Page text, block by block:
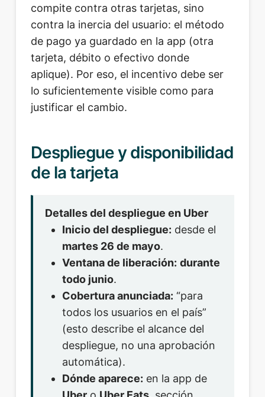
compite contra otras tarjetas, sino
contra la inercia del usuario: el método
de pago ya guardado en la app (otra
tarjeta, débito o efectivo donde
aplique). Por eso, el incentivo debe ser
lo suficientemente visible como para
justificar el cambio.
Despliegue y disponibilidad
de la tarjeta
Detalles del despliegue en Uber
Inicio del despliegue: desde el
martes 26 de mayo.
Ventana de liberación: durante
todo junio.
Cobertura anunciada: “para
todos los usuarios en el país”
(esto describe el alcance del
despliegue, no una aprobación
automática).
Dónde aparece: en la app de